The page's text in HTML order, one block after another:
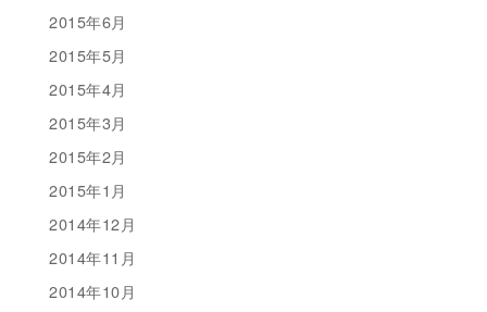
2015年6月
2015年5月
2015年4月
2015年3月
2015年2月
2015年1月
2014年12月
2014年11月
2014年10月